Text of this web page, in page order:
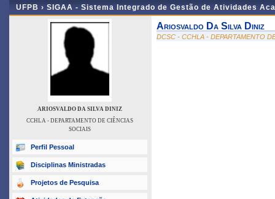
UFPB › SIGAA - Sistema Integrado de Gestão de Atividades
ARIOSVALDO DA SILVA DINIZ
CCHLA - DEPARTAMENTO DE CIÊNCIAS
SOCIAIS
Perfil Pessoal
Disciplinas Ministradas
Projetos de Pesquisa
Ariosvaldo Da Silva Diniz
DCSC - CCHLA - DEPARTAMENTO